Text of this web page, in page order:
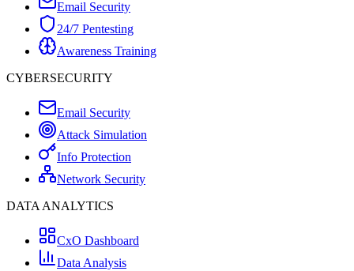
Email Security
24/7 Pentesting
Awareness Training
CYBERSECURITY
Email Security
Attack Simulation
Info Protection
Network Security
DATA ANALYTICS
CxO Dashboard
Data Analysis